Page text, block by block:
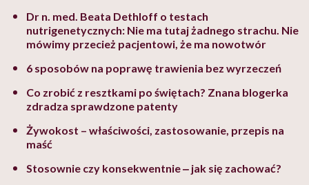
Dr n. med. Beata Dethloff o testach
nutrigenetycznych: Nie ma tutaj żadnego strachu. Nie
mówimy przecież pacjentowi, że ma nowotwór
6 sposobów na poprawę trawienia bez wyrzeczeń
Co zrobić z resztkami po świętach? Znana blogerka
zdradza sprawdzone patenty
Żywokost – właściwości, zastosowanie, przepis na
maść
Stosownie czy konsekwentnie ‒ jak się zachować?